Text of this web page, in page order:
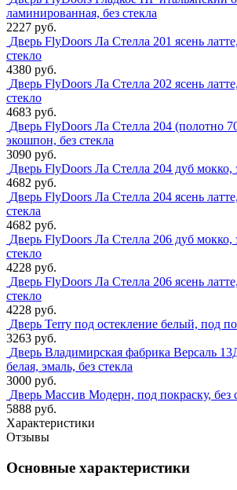
ламинированная, без стекла
2227 руб.
Дверь FlyDoors Ла Стелла 201 ясень
стекло
4380 руб.
Дверь FlyDoors Ла Стелла 202 ясень
стекло
4683 руб.
Дверь FlyDoors Ла Стелла 204 (полотно
экошпон, без стекла
3090 руб.
Дверь FlyDoors Ла Стелла 204 дуб мокко,
4682 руб.
Дверь FlyDoors Ла Стелла 204 ясень
стекла
4682 руб.
Дверь FlyDoors Ла Стелла 206 дуб мокко,
стекло
4228 руб.
Дверь FlyDoors Ла Стелла 206 ясень
стекло
4228 руб.
Дверь Terry под остекление белый, под
3263 руб.
Дверь Владимирская фабрика Версаль
белая, эмаль, без стекла
3000 руб.
Дверь Массив Модерн, под покраску, без
5888 руб.
Характеристики
Отзывы
Основные характеристики